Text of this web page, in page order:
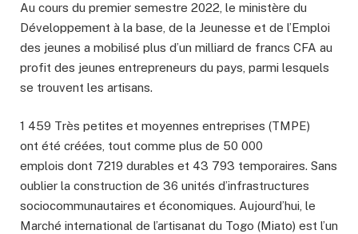
Au cours du premier semestre 2022, le ministère du
Développement à la base, de la Jeunesse et de l’Emploi
des jeunes a mobilisé plus d’un milliard de francs CFA au
profit des jeunes entrepreneurs du pays, parmi lesquels
se trouvent les artisans.
1 459 Très petites et moyennes entreprises (TMPE)
ont été créées, tout comme plus de 50 000
emplois dont 7219 durables et 43 793 temporaires. Sans
oublier la construction de 36 unités d’infrastructures
sociocommunautaires et économiques. Aujourd’hui, le
Marché international de l’artisanat du Togo (Miato) est l’un